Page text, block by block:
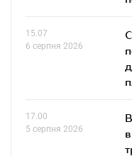
15.07
6 серпня 2026
17.00
5 серпня 2026